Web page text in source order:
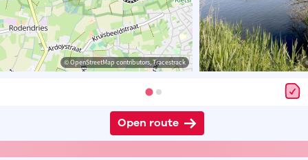
© OpenStreetMap contributors, Tracestrack
Open route